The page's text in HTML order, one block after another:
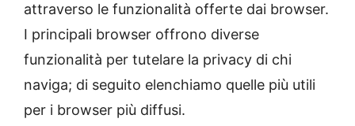
attraverso le funzionalità offerte dai browser.
I principali browser offrono diverse
funzionalità per tutelare la privacy di chi
naviga; di seguito elenchiamo quelle più utili
per i browser più diffusi.